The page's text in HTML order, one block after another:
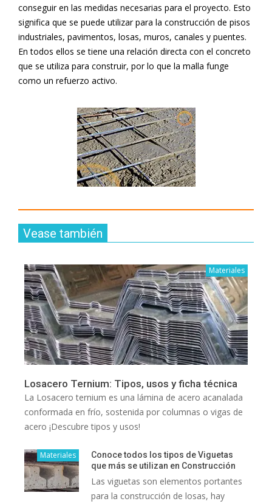
conseguir en las medidas necesarias para el proyecto. Esto
significa que se puede utilizar para la construcción de pisos
industriales, pavimentos, losas, muros, canales y puentes.
En todos ellos se tiene una relación directa con el concreto
que se utiliza para construir, por lo que la malla funge
como un refuerzo activo.
Vease también
Materiales
Losacero Ternium: Tipos, usos y ficha técnica
La Losacero ternium es una lámina de acero acanalada
conformada en frío, sostenida por columnas o vigas de
acero ¡Descubre tipos y usos!
Materiales
Conoce todos los tipos de Viguetas
que más se utilizan en Construcción
Las viguetas son elementos portantes
para la construcción de losas, hay